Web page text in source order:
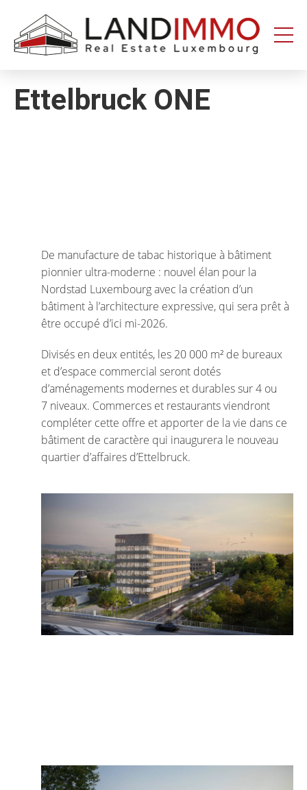
Aller au
contenu
Aller
en
bas
page
Ettelbruck ONE
De manufacture de tabac historique à bâtiment
pionnier ultra-moderne : nouvel élan pour la
Nordstad Luxembourg avec la création d’un
bâtiment à l’architecture expressive, qui sera prêt à
être occupé d’ici mi-2026.
Divisés en deux entités, les 20 000 m² de bureaux
et d’espace commercial seront dotés
d’aménagements modernes et durables sur 4 ou
7 niveaux. Commerces et restaurants viendront
compléter cette offre et apporter de la vie dans ce
bâtiment de caractère qui inaugurera le nouveau
quartier d’affaires d’Ettelbruck.